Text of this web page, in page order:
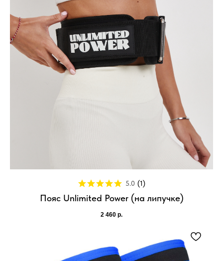
5.0 (1)
Пояс Unlimited Power (на липучке)
2 460 р.